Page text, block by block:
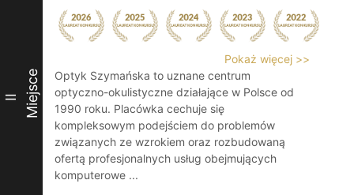
II Miejsce
Pokaż więcej >>
Optyk Szymańska to uznane centrum
optyczno-okulistyczne działające w Polsce od
1990 roku. Placówka cechuje się
kompleksowym podejściem do problemów
związanych ze wzrokiem oraz rozbudowaną
ofertą profesjonalnych usług obejmujących
komputerowe ...